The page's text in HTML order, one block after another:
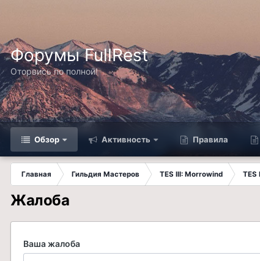
Форумы FullRest
Оторвись по полной!
Обзор Активность Правила
Главная Гильдия Мастеров TES III: Morrowind TES
Жалоба
Ваша жалоба